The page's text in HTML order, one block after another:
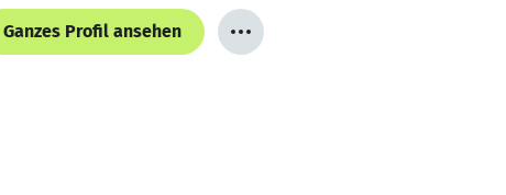
Ganzes Profil ansehen